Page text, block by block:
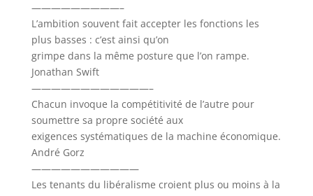
—————————–
L’ambition souvent fait accepter les fonctions les
plus basses : c’est ainsi qu’on
grimpe dans la même posture que l’on rampe.
Jonathan Swift
————————————–
Chacun invoque la compétitivité de l’autre pour
soumettre sa propre société aux
exigences systématiques de la machine économique.
André Gorz
———————————
Les tenants du libéralisme croient plus ou moins à la